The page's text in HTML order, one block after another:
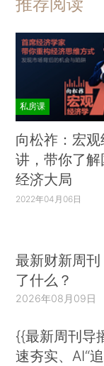
私房课
向松祚：宏
讲，带你了
经济大局
2022年04月06日
最新财新周
了什么？
2026年08月09日
{{最新周刊导
速夯实、AI“